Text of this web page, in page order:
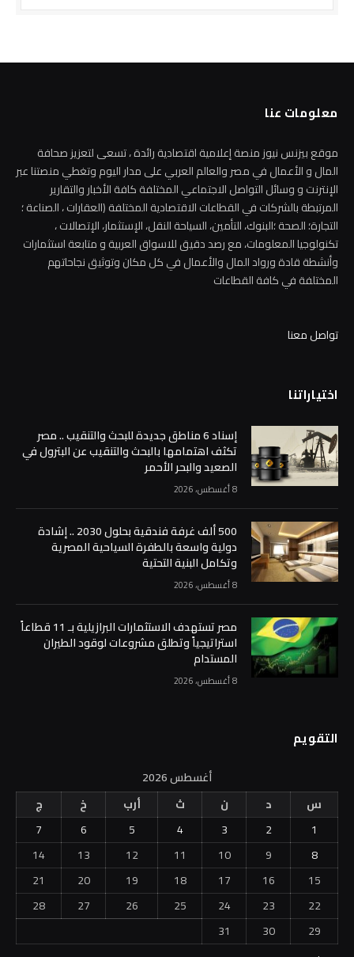
معلومات عنا
موقع بيزنس نيوز منصة إعلامية اقتصادية رائدة ، تسعى لتعزيز صحافة
المال و الأعمال في مصر والعالم العربي على مدار اليوم وتغطي منصتنا عبر
الإنترنت و وسائل التواصل الاجتماعي المختلفة كافة الأخبار والتقارير
المرتبطة بالشركات في القطاعات الاقتصادية المختلفة (العقارات ، الصناعة ؛
التجارة؛ الصحة ؛البنوك، التأمين، السياحة النقل، الإستثمار، الإتصالات ،
تكنولوجيا المعلومات، مع رصد دقيق للاسواق العربية و متابعة استثمارات
وأنشطة قادة ورواد المال والأعمال في كل مكان وتوثيق نجاحاتهم
المختلفة في كافة القطاعات
تواصل معنا
اختياراتنا
إسناد 6 مناطق جديدة للبحث والتنقيب .. مصر
تكثف اهتمامها بالبحث والتنقيب عن البترول في
الصعيد والبحر الأحمر
8 أغسطس، 2026
500 ألف غرفة فندقية بحلول 2030 .. إشادة
دولية واسعة بالطفرة السياحية المصرية
وتكامل البنية التحتية
8 أغسطس، 2026
مصر تستهدف الاستثمارات البرازيلية بـ 11 قطاعاً
استراتيجياً وتطلق مشروعات لوقود الطيران
المستدام
8 أغسطس، 2026
التقويم
أغسطس 2026
س
د ن ث أرب خ
ج
1
2
3
4
5
6
7
8
9
10
11
12
13
14
15
16
17
18
19
20
21
22
23
24
25
26
27
28
29
30
31